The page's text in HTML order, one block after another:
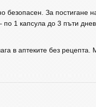
безопасен. За постигане
1 капсула до 3 пъти
в аптеките без